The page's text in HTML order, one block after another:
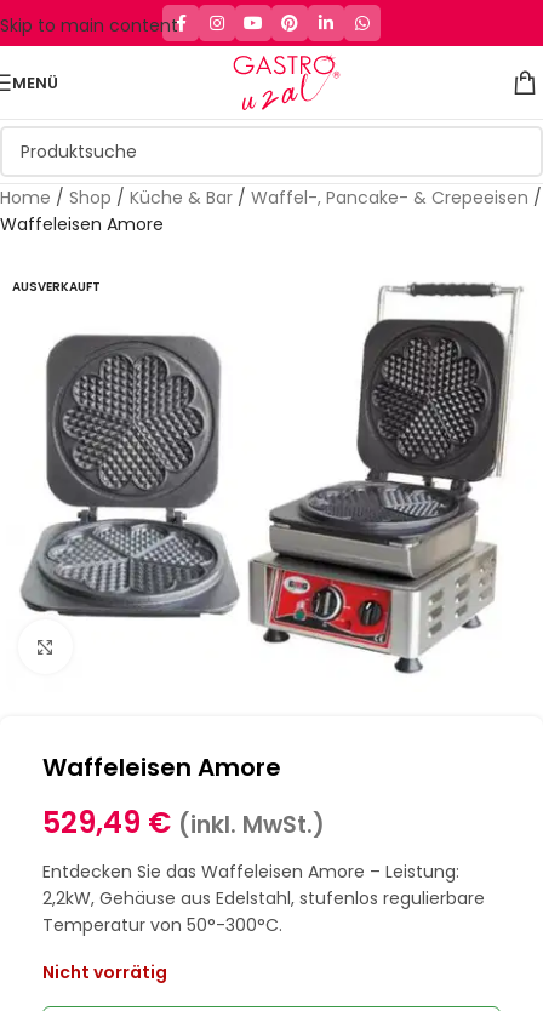
Skip to main content
MENÜ
Home / Shop / Küche & Bar / Waffel-, Pancake- & Crepeeisen /
Waffeleisen Amore
AUSVERKAUFT
Waffeleisen Amore
529,49 € (inkl. MwSt.)
Entdecken Sie das Waffeleisen Amore – Leistung:
2,2kW, Gehäuse aus Edelstahl, stufenlos regulierbare
Temperatur von 50°-300°C.
Nicht vorrätig